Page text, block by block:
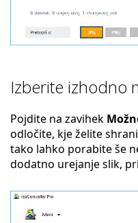
Izberite izhodno
Pojdite na zavihek
odločite, kje želite
tako lahko porabite še
dodatno urejanje slik,